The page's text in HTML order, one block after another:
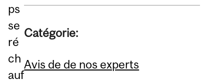
ps
se
ré
ch
auf
Catégorie:
Avis de de nos experts